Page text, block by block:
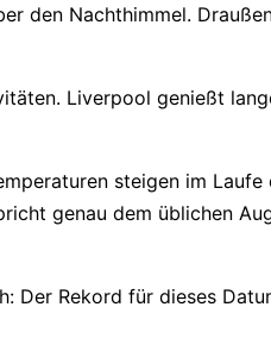
den Nachthimmel.
Liverpool genießt
steigen im Laufe
genau dem üblichen
Der Rekord für dieses